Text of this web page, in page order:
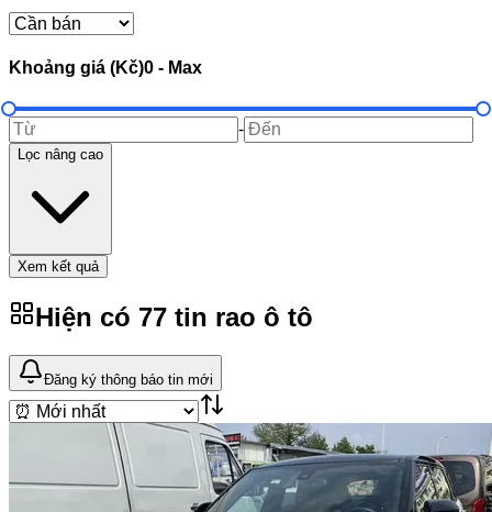
Khoảng giá (Kč)0 - Max
-
Lọc nâng cao
Xem kết quả
Hiện có 77 tin rao ô tô
Đăng ký thông báo tin mới